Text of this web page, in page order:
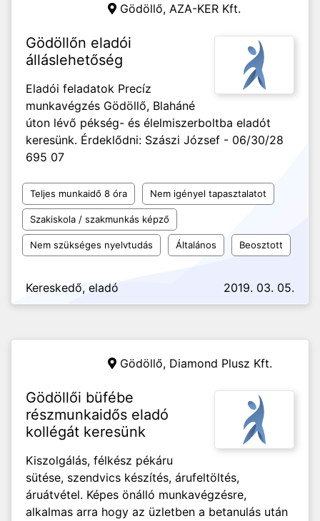
Gödöllő, AZA-KER Kft.
Gödöllőn eladói
álláslehetőség
Eladói feladatok Precíz
munkavégzés Gödöllő, Blaháné
úton lévő pékség- és élelmiszerboltba eladót
keresünk. Érdeklődni: Szászi József - 06/30/28
695 07
Teljes munkaidő 8 óra Nem igényel tapasztalatot
Szakiskola / szakmunkás képző
Nem szükséges nyelvtudás Általános Beosztott
Kereskedő, eladó 2019. 03. 05.
Gödöllő, Diamond Plusz Kft.
Gödöllői büfébe
részmunkaidős eladó
kollégát keresünk
Kiszolgálás, félkész pékáru
sütése, szendvics készítés, árufeltöltés,
áruátvétel. Képes önálló munkavégzésre,
alkalmas arra hogy az üzletben a betanulás után